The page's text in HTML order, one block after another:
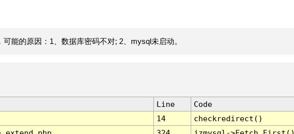
能的原因：1、数据库密码不对; 2、mysql未启动。
Line
Code
14
checkredirect()